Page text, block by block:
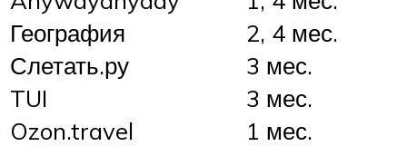
География
2, 4 мес.
Слетать.ру
3 мес.
TUI
3 мес.
Ozon.travel
1 мес.